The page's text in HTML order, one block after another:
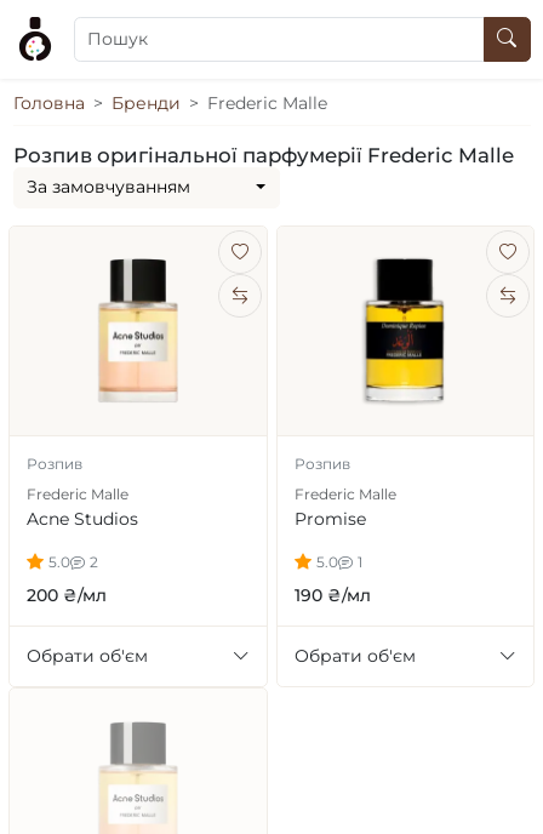
Головна Бренди Frederic Malle
Розпив оригінальної парфумерії Frederic Malle
За замовчуванням
Розпив
Frederic Malle
Acne Studios
5.0 2
200 ₴/мл
Обрати об'єм
Розпив
Frederic Malle
Promise
5.0 1
190 ₴/мл
Обрати об'єм